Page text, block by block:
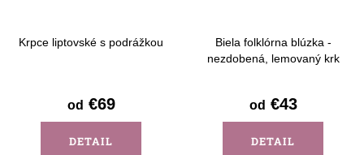
Krpce liptovské s podrážkou
od €69
DETAIL
Biela folklórna blúzka -
nezdobená, lemovaný krk
od €43
DETAIL